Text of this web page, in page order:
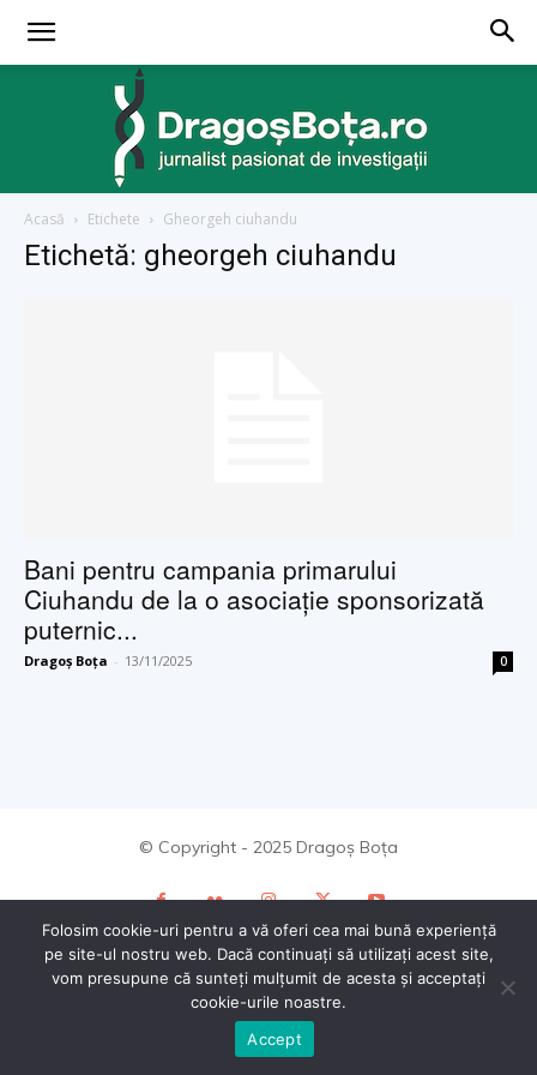
dragosbota.ro
Acasă Etichete Gheorgeh ciuhandu
Etichetă: gheorgeh ciuhandu
Bani pentru campania primarului
Ciuhandu de la o asociaţie sponsorizată
puternic...
Dragoș Boța - 13/11/2025 0
© Copyright - 2025 Dragoș Boța
Folosim cookie-uri pentru a vă oferi cea mai bună experiență
pe site-ul nostru web. Dacă continuați să utilizați acest site,
vom presupune că sunteți mulțumit de acesta și acceptați
cookie-urile noastre.
Accept